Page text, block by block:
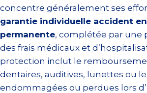
concentre généralement ses
garantie individuelle accident
permanente, complétée par une
des frais médicaux et
protection inclut le
dentaires, auditives, lunettes ou
endommagées ou perdues lors